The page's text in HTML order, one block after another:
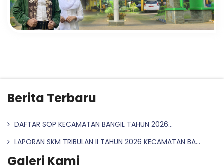
Berita Terbaru
DAFTAR SOP KECAMATAN BANGIL TAHUN 2026...
LAPORAN SKM TRIBULAN II TAHUN 2026 KECAMATAN BA...
Galeri Kami